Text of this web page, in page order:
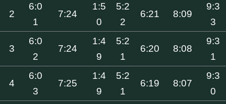
2
6:0
1
7:24
1:5
0
5:2
2
6:21 8:09
9:3
3
3
6:0
2
7:24
1:4
9
5:2
1
6:20 8:08
9:3
1
4
6:0
3
7:25
1:4
9
5:2
1
6:19 8:07
9:3
0